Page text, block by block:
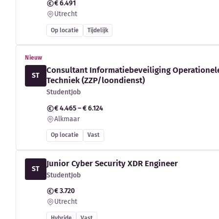
€ 6.491
Utrecht
Op locatie Tijdelijk
Nieuw
ST
Consultant Informatiebeveiliging
Techniek (ZZP/loondienst)
StudentJob
€ 4.465 – € 6.124
Alkmaar
Op locatie Vast
ST
Junior Cyber Security XDR Engineer
StudentJob
€ 3.720
Utrecht